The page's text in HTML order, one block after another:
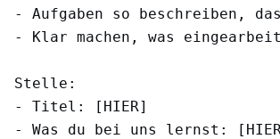
- Aufgaben so beschreiben,
- Klar machen, was
Stelle:
- Titel: [HIER]
- Was du bei uns lernst: